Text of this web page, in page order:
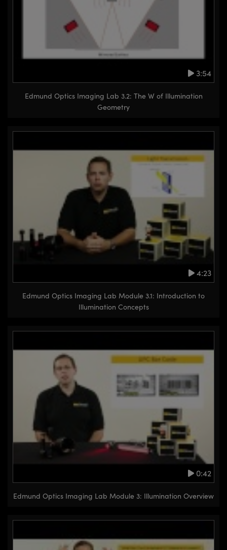
3:54
Edmund Optics Imaging Lab 3.2: The W of Illumination
Geometry
4:23
Edmund Optics Imaging Lab Module 3.1: Introduction to
Illumination Concepts
0:42
Edmund Optics Imaging Lab Module 3: Illumination Overview